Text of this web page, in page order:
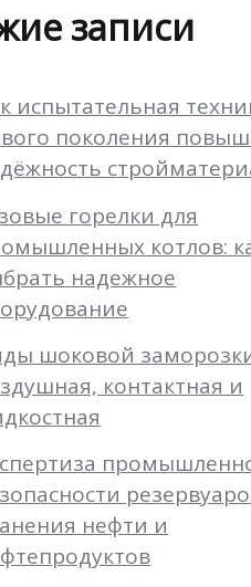
записи
испытательная
поколения
горелки для
котлов:
надежное
шоковой
контактная и
нефти и